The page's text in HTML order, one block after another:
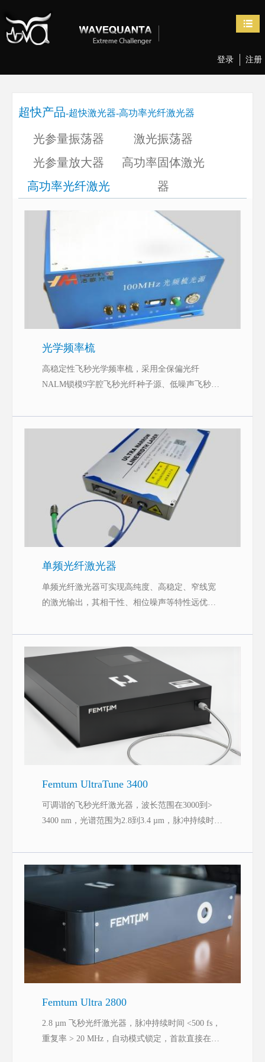

 超快产品
秒光学元件
秒调控设备 
 科研计算器
快激光常用换算与查询
线性光学过程
 关于我们
 网上商城
登录 注册
超快产品-超快激光器-高功率光纤激光器
光参量振荡器
激光振荡器
光参量放大器
高功率固体激光
器
高功率光纤激光
光学频率梳
高稳定性飞秒光学频率梳，采用全保偏光纤
NALM锁模9字腔飞秒光纤种子源、低噪声飞秒光
术，可实现重复频率一键自动锁定，永不失锁。
单频光纤激光器
单频光纤激光器可实现高纯度、高稳定、窄线宽
的激光输出，其相干性、相位噪声等特性远优于
达、激光测距、激光遥感、激光医疗、激光光谱
学和非线性光学频率变换等高端应用中用途广
Femtum UltraTune 3400
可调谐的飞秒光纤激光器，波长范围在3000到>
3400 nm，光谱范围为2.8到3.4 µm，脉冲持续时间
Femtum Ultra 2800
2.8 µm 飞秒光纤激光器，脉冲持续时间 <500 fs，
重复率 > 20 MHz，自动模式锁定，首款直接在中